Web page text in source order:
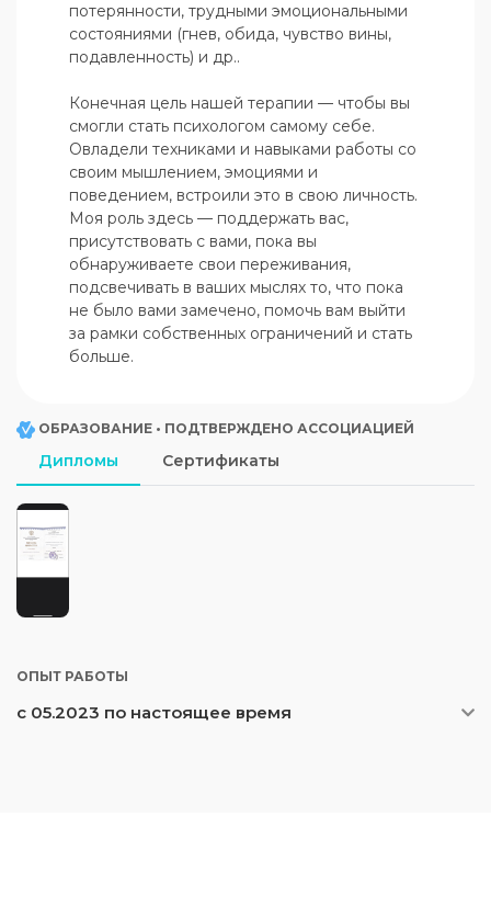
потерянности, трудными эмоциональными
состояниями (гнев, обида, чувство вины,
подавленность) и др..
Конечная цель нашей терапии — чтобы вы
смогли стать психологом самому себе.
Овладели техниками и навыками работы со
своим мышлением, эмоциями и
поведением, встроили это в свою личность.
Моя роль здесь — поддержать вас,
присутствовать с вами, пока вы
обнаруживаете свои переживания,
подсвечивать в ваших мыслях то, что пока
не было вами замечено, помочь вам выйти
за рамки собственных ограничений и стать
больше.
ОБРАЗОВАНИЕ • ПОДТВЕРЖДЕНО АССОЦИАЦИЕЙ
Дипломы Сертификаты
ОПЫТ РАБОТЫ
с 05.2023 по настоящее время